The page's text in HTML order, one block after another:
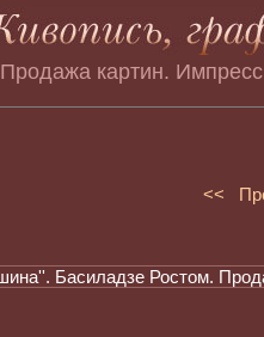
Продажа картин.
<<